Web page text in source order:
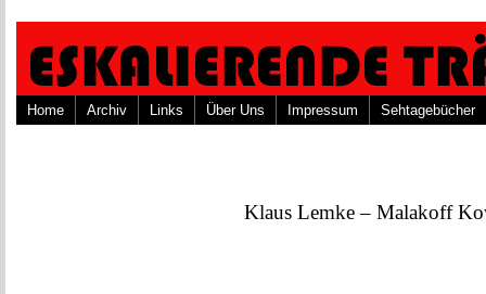
Home Archiv Links Über Uns Impressum Sehtagebücher
Klaus Lemke – Malakoff